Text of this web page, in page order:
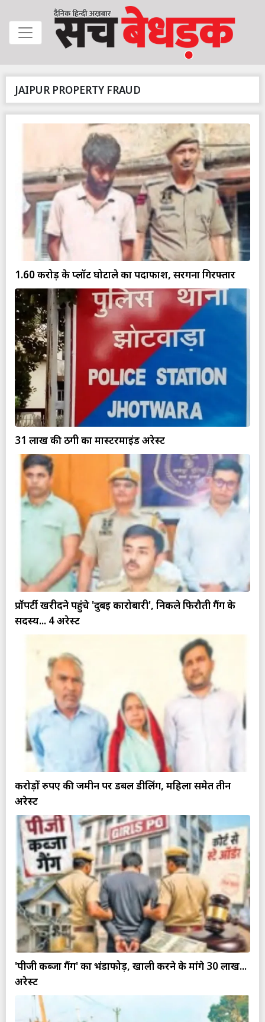
JAIPUR PROPERTY FRAUD
1.60 करोड़ के प्लॉट घोटाले का पर्दाफाश, सरगना गिरफ्तार
31 लाख की ठगी का मास्टरमाइंड अरेस्ट
प्रॉपर्टी खरीदने पहुंचे 'दुबई कारोबारी', निकले फिरौती गैंग के
सदस्य... 4 अरेस्ट
करोड़ों रुपए की जमीन पर डबल डीलिंग, महिला समेत तीन
अरेस्ट
'पीजी कब्जा गैंग' का भंडाफोड़, खाली करने के मांगे 30 लाख...
अरेस्ट